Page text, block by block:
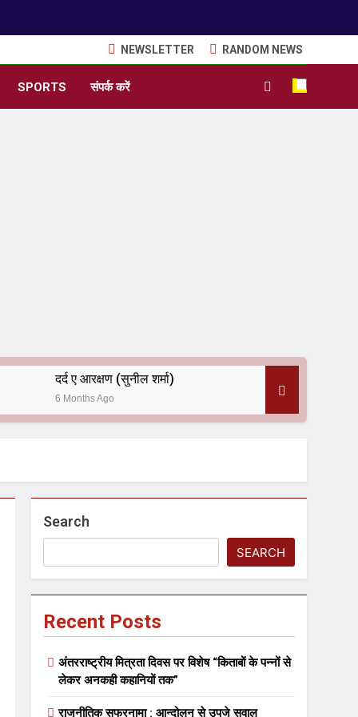
NEWSLETTER RANDOM NEWS
SPORTS संपर्क करें
दर्द ए आरक्षण (सुनील शर्मा)
6 Months Ago
Search
SEARCH
Recent Posts
अंतरराष्ट्रीय मित्रता दिवस पर विशेष “किताबों के पन्नों से
लेकर अनकही कहानियों तक”
राजनीतिक सफरनामा : आन्दोलन से उपजे सवाल